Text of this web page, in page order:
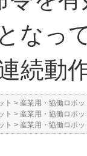
なっ
続動
ト > 産業用・協働ロボッ
ト > 産業用・協働ロボッ
ト > 産業用・協働ロボッ